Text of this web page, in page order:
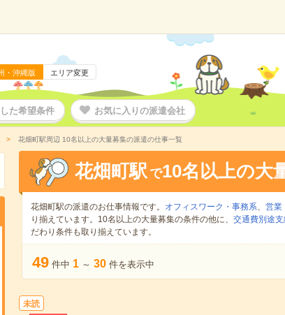
・沖縄版 エリア変更
た希望条件 お気に入りの派遣会社
花畑町駅周辺 10名以上の大量募集の派遣の仕事一覧
花畑町駅 で10名以上の大
花畑町駅の派遣のお仕事情報です。 オフィスワーク・事務系、 営業
り揃えています。10名以上の大量募集の条件の他に、 交通費別途支
だわり条件も取り揃えています。
49 件中 1 ～ 30 件を表示中
未読